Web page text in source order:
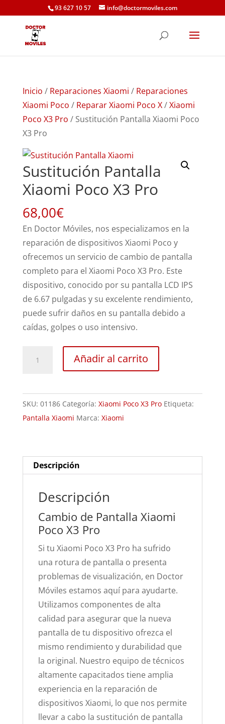
93 627 10 57 info@doctormoviles.com
Inicio / Reparaciones Xiaomi / Reparaciones
Xiaomi Poco / Reparar Xiaomi Poco X/Xiaomi
Poco X3 Pro / Sustitución Pantalla Xiaomi Poco
X3 Pro
Sustitución Pantalla
Xiaomi Poco X3 Pro
68,00€
En Doctor Móviles, nos especializamos en la
reparación de dispositivos Xiaomi Poco y
ofrecemos un servicio de cambio de pantalla
completo para el Xiaomi Poco X3 Pro. Este
dispositivo, conocido por su pantalla LCD IPS
de 6.67 pulgadas y su excelente rendimiento,
puede sufrir daños en su pantalla debido a
caídas, golpes o uso intensivo.
Poco
X3
Pro
Añadir al carrito
SKU: 01186 Categoría: Xiaomi Poco X3 Pro Etiqueta:
Pantalla Xiaomi Marca: Xiaomi
Descripción
Descripción
Cambio de Pantalla Xiaomi
Poco X3 Pro
Si tu Xiaomi Poco X3 Pro ha sufrido
una rotura de pantalla o presenta
problemas de visualización, en Doctor
Móviles estamos aquí para ayudarte.
Utilizamos componentes de alta
calidad para asegurar que la nueva
pantalla de tu dispositivo ofrezca el
mismo rendimiento y durabilidad que
la original. Nuestro equipo de técnicos
altamente capacitados tiene amplia
experiencia en la reparación de
dispositivos Xiaomi, lo que nos permite
llevar a cabo la sustitución de pantalla